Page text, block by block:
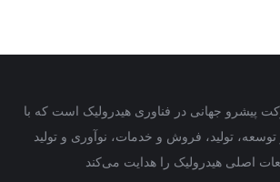
پیشرو جهانی در فناوری هیدرولیک است که با
توسعه، تولید، فروش و خدمات، نوآوری و تولید